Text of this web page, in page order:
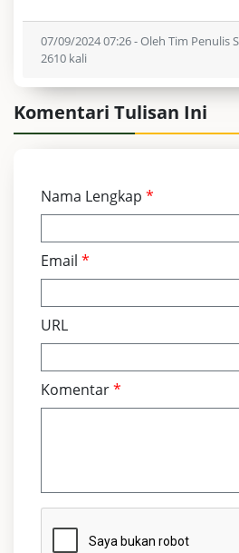
07/09/2024 07:26 - Oleh Tim Penulis
2610 kali
Komentari Tulisan Ini
Nama Lengkap *
Email *
URL
Komentar*